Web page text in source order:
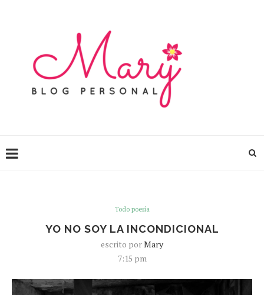
Todo poesía
YO NO SOY LA INCONDICIONAL
escrito porMary
7:15 pm